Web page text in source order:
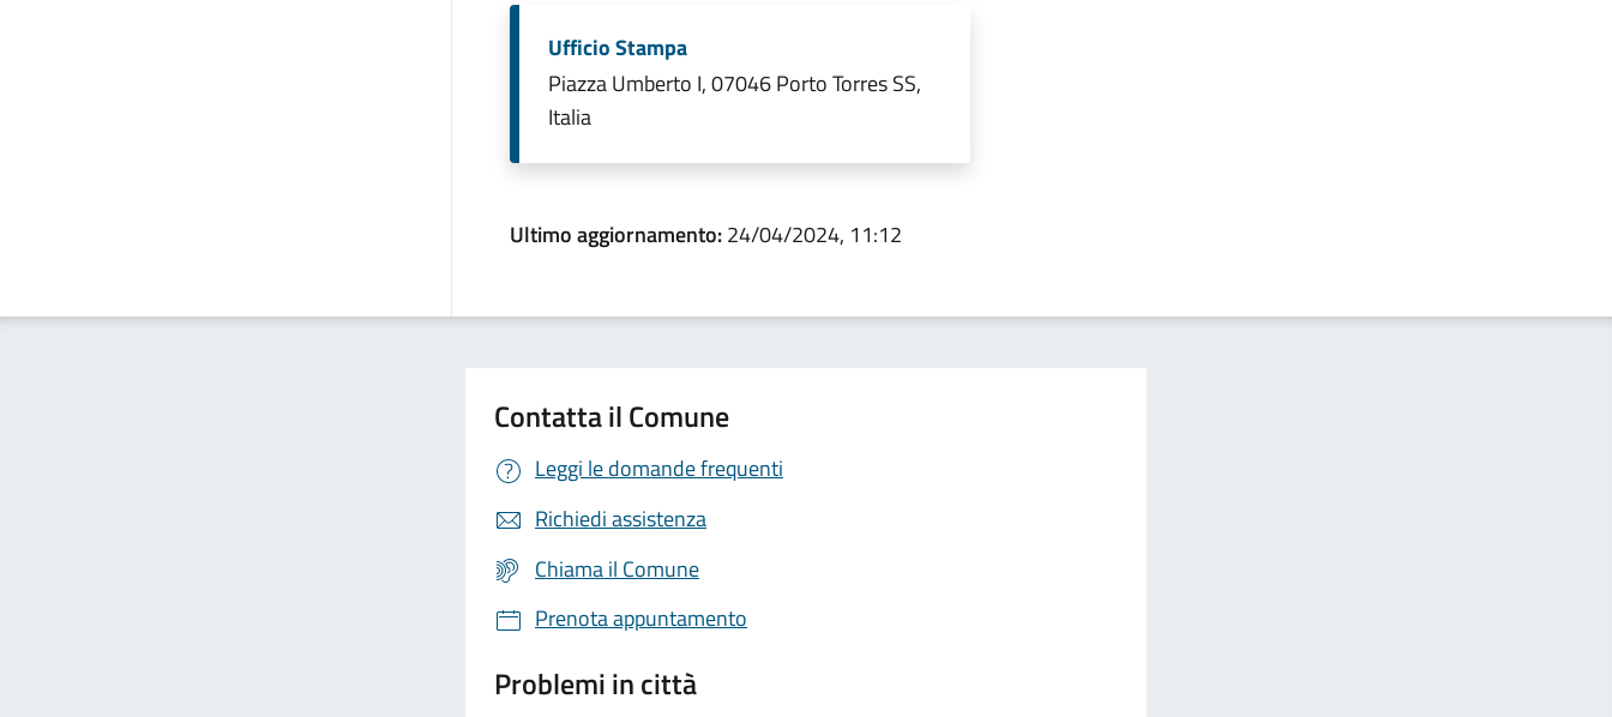
Ufficio Stampa
Piazza Umberto I, 07046 Porto Torres SS,
Italia
Ultimo aggiornamento:24/04/2024, 11:12
Contatta il Comune
Leggi le domande frequenti
Richiedi assistenza
Chiama il Comune
Prenota appuntamento
Problemi in città